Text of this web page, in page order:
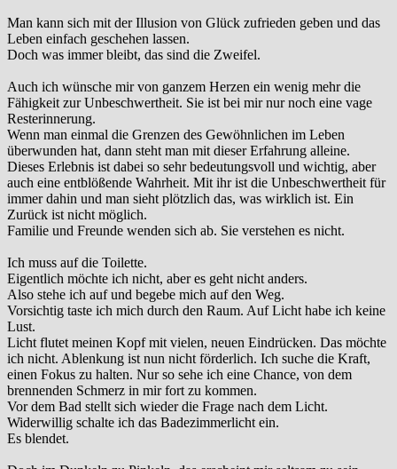
Man kann sich mit der Illusion von Glück zufrieden geben und das
Leben einfach geschehen lassen.
Doch was immer bleibt, das sind die Zweifel.
Auch ich wünsche mir von ganzem Herzen ein wenig mehr die
Fähigkeit zur Unbeschwertheit. Sie ist bei mir nur noch eine vage
Resterinnerung.
Wenn man einmal die Grenzen des Gewöhnlichen im Leben
überwunden hat, dann steht man mit dieser Erfahrung alleine.
Dieses Erlebnis ist dabei so sehr bedeutungsvoll und wichtig, aber
auch eine entblößende Wahrheit. Mit ihr ist die Unbeschwertheit für
immer dahin und man sieht plötzlich das, was wirklich ist. Ein
Zurück ist nicht möglich.
Familie und Freunde wenden sich ab. Sie verstehen es nicht.
Ich muss auf die Toilette.
Eigentlich möchte ich nicht, aber es geht nicht anders.
Also stehe ich auf und begebe mich auf den Weg.
Vorsichtig taste ich mich durch den Raum. Auf Licht habe ich keine
Lust.
Licht flutet meinen Kopf mit vielen, neuen Eindrücken. Das möchte
ich nicht. Ablenkung ist nun nicht förderlich. Ich suche die Kraft,
einen Fokus zu halten. Nur so sehe ich eine Chance, von dem
brennenden Schmerz in mir fort zu kommen.
Vor dem Bad stellt sich wieder die Frage nach dem Licht.
Widerwillig schalte ich das Badezimmerlicht ein.
Es blendet.